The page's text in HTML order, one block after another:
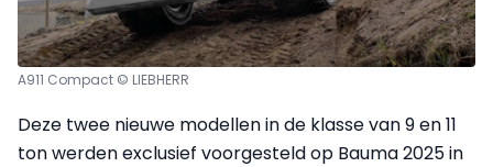
A911 Compact © LIEBHERR
Deze twee nieuwe modellen in de klasse van 9 en 11
ton werden exclusief voorgesteld op Bauma 2025 in